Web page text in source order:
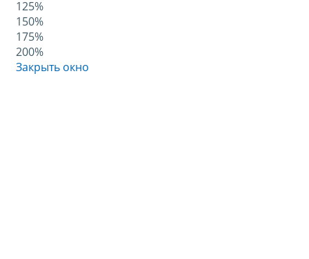
125%
150%
175%
200%
Закрыть окно